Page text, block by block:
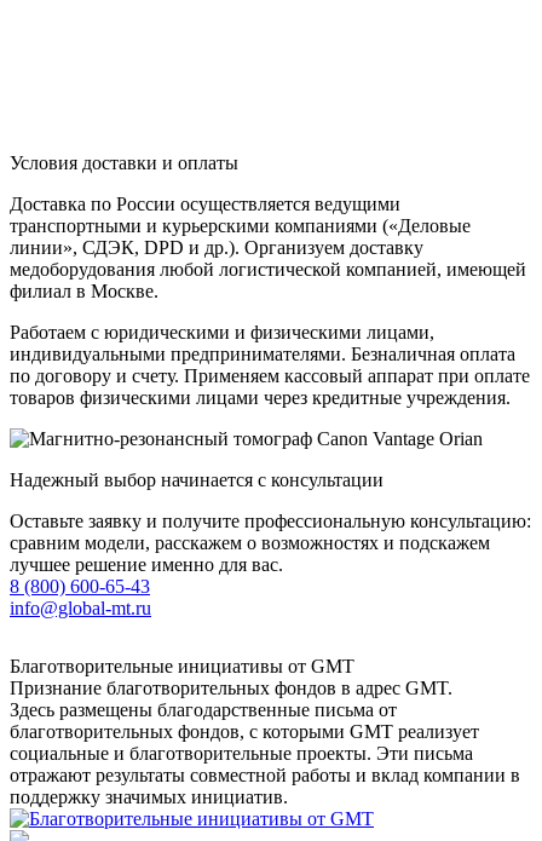
Условия доставки и оплаты
Доставка по России осуществляется ведущими
транспортными и курьерскими компаниями («Деловые
линии», СДЭК, DPD и др.). Организуем доставку
медоборудования любой логистической компанией, имеющей
филиал в Москве.
Работаем с юридическими и физическими лицами,
индивидуальными предпринимателями. Безналичная оплата
по договору и счету. Применяем кассовый аппарат при оплате
товаров физическими лицами через кредитные учреждения.
Надежный выбор начинается с консультации
Оставьте заявку и получите профессиональную консультацию:
сравним модели, расскажем о возможностях и подскажем
лучшее решение именно для вас.
8 (800) 600-65-43
info@global-mt.ru
Благотворительные инициативы от GMT
Признание благотворительных фондов в адрес GMT.
Здесь размещены благодарственные письма от
благотворительных фондов, с которыми GMT реализует
социальные и благотворительные проекты. Эти письма
отражают результаты совместной работы и вклад компании в
поддержку значимых инициатив.